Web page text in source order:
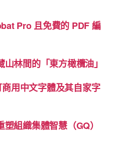
Pro 且免費的 PDF 編
山林間的「東方橄欖油」
用中文字體及其自家字
組織集體智慧（GQ）